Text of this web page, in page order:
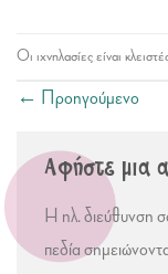
Οι ιχνηλασίες είναι
← Προηγούμενο
Αφήστε μια
Η ηλ. διεύθυνση
πεδία